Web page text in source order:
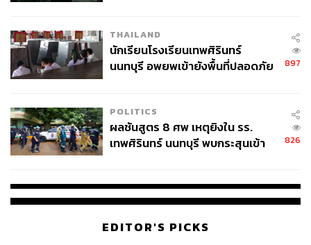
THAILAND
นักเรียนโรงเรียนเทพศิรินทร์
นนทบุรี อพยพเข้ายังพื้นที่ปลอดภัย
897
POLITICS
ผลชันสูตร 8 ศพ เหตุยิงใน รร.
เทพศิรินทร์ นนทบุรี พบกระสุนเข้า
826
EDITOR'S PICKS